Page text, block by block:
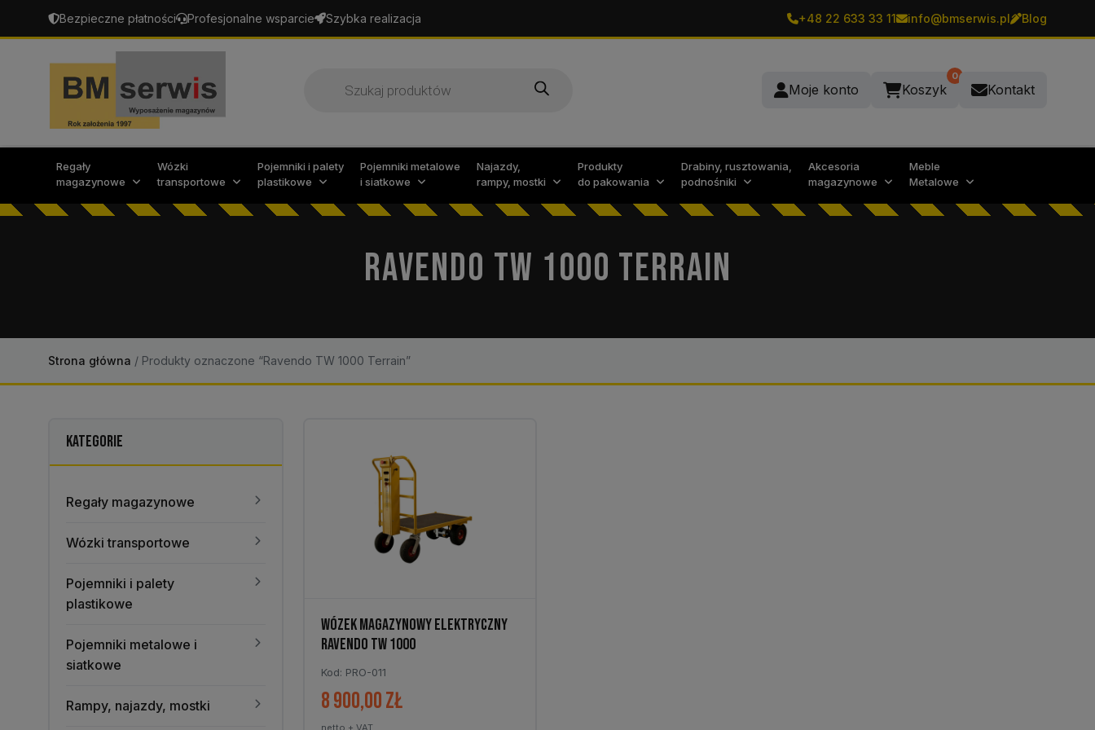
Bezpieczne płatności Profesjonalne wsparcie Szybka realizacja +48 22 633 33 11 info@bmserwis.pl Blog
produktów
Moje konto Koszyk
0
Kontakt
Regały
magazynowe
Wózki
transportowe
Pojemniki i palety
plastikowe
Pojemniki metalowe
i siatkowe
Najazdy,
rampy, mostki
Produkty
do pakowania
Drabiny, rusztowania,
podnośniki
Akcesoria
magazynowe
Meble
Metalowe
RAVENDO TW 1000 TERRAIN
Strona główna / Produkty oznaczone “Ravendo TW 1000 Terrain”
KATEGORIE
Regały magazynowe
Wózki transportowe
Pojemniki i palety
plastikowe
Pojemniki metalowe i
siatkowe
Rampy, najazdy, mostki
WÓZEK MAGAZYNOWY ELEKTRYCZNY
RAVENDO TW 1000
Kod: PRO-011
8 900,00zł
netto + VAT